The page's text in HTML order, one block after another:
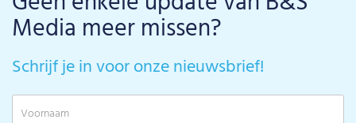
Media meer missen?
Schrijf je in voor onze nieuwsbrief!